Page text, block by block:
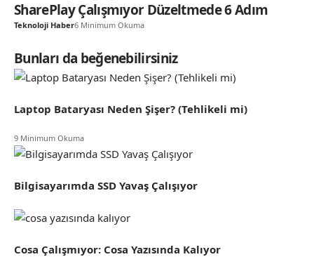
SharePlay Çalışmıyor Düzeltmede 6 Adım
Teknoloji Haber6 Minimum Okuma
Bunları da beğenebilirsiniz
Laptop Bataryası Neden Şişer? (Tehlikeli mi)
9 Minimum Okuma
Bilgisayarımda SSD Yavaş Çalışıyor
Cosa Çalışmıyor: Cosa Yazısında Kalıyor